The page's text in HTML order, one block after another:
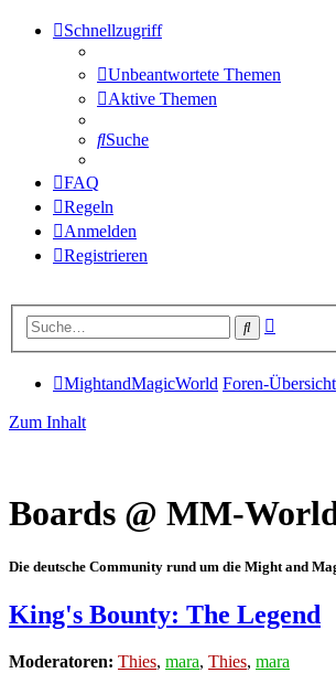
Schnellzugriff
Unbeantwortete Themen
Aktive Themen
Suche
FAQ
Regeln
Anmelden
Registrieren
Suche
MightandMagicWorld Foren-Übersicht
Zum Inhalt
Boards @ MM-
Die deutsche Community rund um die Might and
King's Bounty: The Legend
Moderatoren: Thies, mara, Thies, mara